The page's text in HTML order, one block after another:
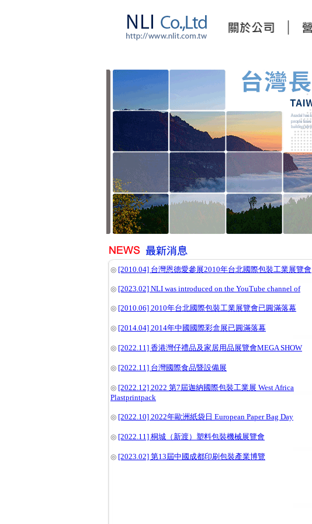
◎ [2010.04] 台灣恩德愛參展2010年台北國際包裝工業展覽會
◎ [2023.02] NLI was introduced on the YouTube channel of
◎ [2010.06] 2010年台北國際包裝工業展覽會已圓滿落幕
◎ [2014.04] 2014年中國國際彩盒展已圓滿落幕
◎ [2022.11] 香港灣仔禮品及家居用品展覽會MEGA SHOW
◎ [2022.11] 台灣國際食品暨設備展
◎ [2022.12] 2022 第7屆迦納國際包裝工業展 West Africa
Plastprintpack
◎ [2022.10] 2022年歐洲紙袋日 European Paper Bag Day
◎ [2022.11] 桐城（新渡）塑料包裝機械展覽會
◎ [2023.02] 第13屆中國成都印刷包裝產業博覽